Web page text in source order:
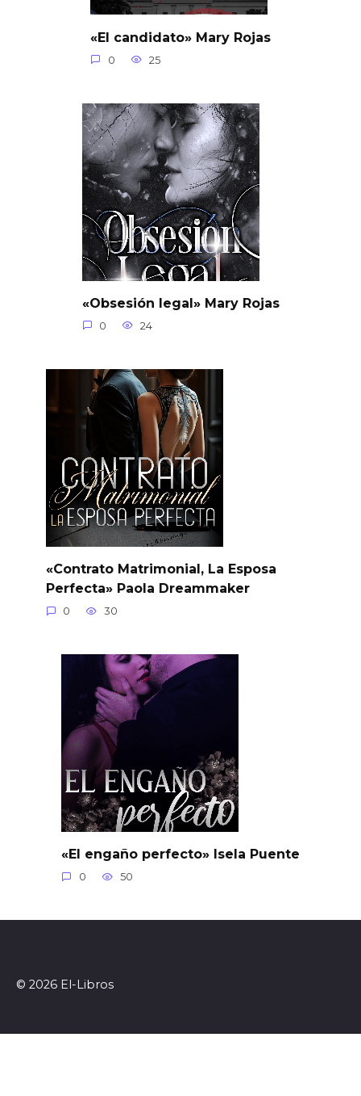
«El candidato» Mary Rojas
0 25
«Obsesión legal» Mary Rojas
0 24
«Contrato Matrimonial, La Esposa
Perfecta» Paola Dreammaker
0 30
«El engaño perfecto» Isela Puente
0 50
© 2026 El-Libros